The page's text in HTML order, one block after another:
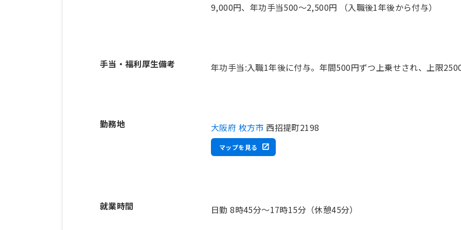
9,000円、年功手当500～2,500円 （入職後1年後から付与）
手当・福利厚生備考 年功手当:入職1年後に付与。年間500円ずつ上乗せされ、上限2500
勤務地 大阪府 枚方市 西招提町2198
マップを見る
就業時間 日勤 8時45分〜17時15分（休憩45分）